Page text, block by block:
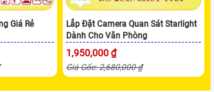
Giá Rẻ
Lắp Đặt Camera Quan Sát Starlight
Dành Cho Văn Phòng
1,950,000 ₫
Giá Gốc: 2,680,000 ₫